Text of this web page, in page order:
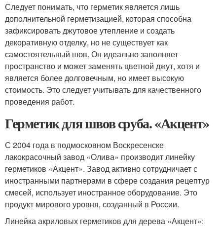
Следует понимать, что герметик является лишь
дополнительной герметизацией, которая способна
зафиксировать джутовое утепление и создать
декоративную отделку, но не существует как
самостоятельный шов. Он идеально заполняет
пространство и может заменять цветной джут, хотя и
является более долговечным, но имеет высокую
стоимость. Это следует учитывать для качественного
проведения работ.
Герметик для швов сруба. «Акцент»
С 2004 года в подмосковном Воскресенске
лакокрасочный завод «Олива» производит линейку
герметиков «Акцент». Завод активно сотрудничает с
иностранными партнерами в сфере создания рецептур
смесей, использует иностранное оборудование. Это
продукт мирового уровня, созданный в России.
Линейка акриловых герметиков для дерева «Акцент»: